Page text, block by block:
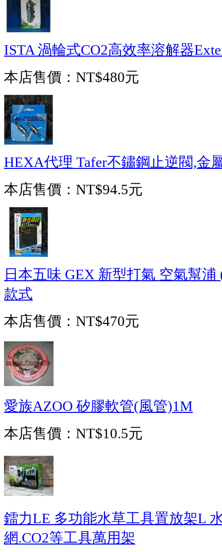
ISTA 渦輪式CO2高效率溶解器
本店售價： NT$480元
HEXA代理 Tafer不鏽鋼止逆閥,金
本店售價： NT$94.5元
日本五味 GEX 新型打氣 空氣幫浦
款式
本店售價： NT$470元
愛族AZOO 矽膠軟管(風管)1M
本店售價： NT$10.5元
鐳力LE 多功能水草工具置放架L
網.CO2等工具萬用架